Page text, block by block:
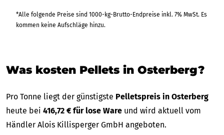
*Alle folgende Preise sind 1000-kg-Brutto-Endpreise inkl. 7% MwSt. Es
kommen keine Aufschläge hinzu.
Was kosten Pellets in Osterberg?
Pro Tonne liegt der günstigste Pelletspreis in Osterberg
heute bei 416,72 € für lose Ware und wird aktuell vom
Händler Alois Killisperger GmbH angeboten.